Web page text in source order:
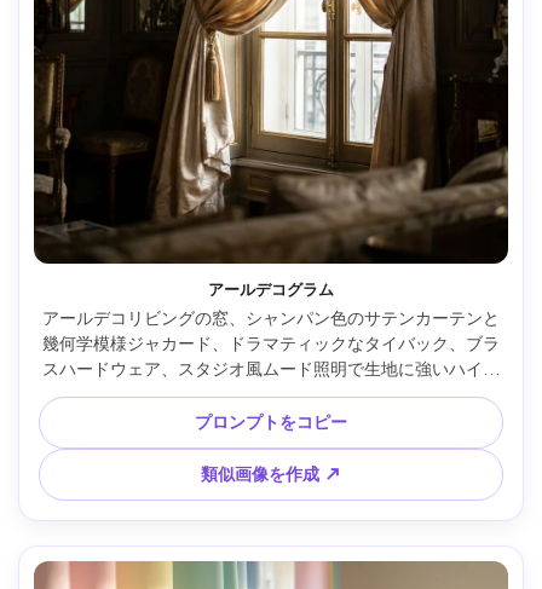
アールデコグラム
アールデコリビングの窓、シャンパン色のサテンカーテンと
幾何学模様ジャカード、ドラマティックなタイバック、ブラ
スハードウェア、スタジオ風ムード照明で生地に強いハイラ
イト、暗い壁と鏡のアクセントがぼやけている、Nikon Z9・
50mm・f/1.8、シネマ風インテリア、ウルトラリアルな光沢
感とドレープ --ar 4:5
プロンプトをコピー
類似画像を作成 ↗